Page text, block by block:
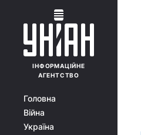
ІНФОРМАЦІЙНЕ
АГЕНТСТВО
Головна
Війна
Україна